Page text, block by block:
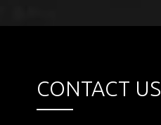
CONTACT US